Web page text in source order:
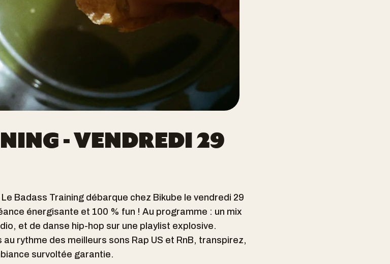
- VENDREDI 29
Le Badass Training débarque chez Bikube le vendredi 29
énergisante et 100 % fun ! Au programme : un mix
et de danse hip-hop sur une playlist explosive.
rythme des meilleurs sons Rap US et RnB, transpirez,
survoltée garantie.